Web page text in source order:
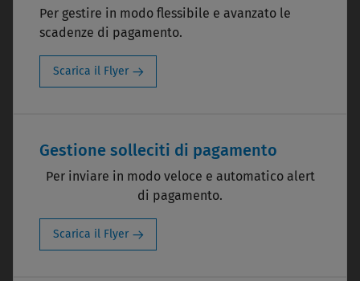
Per gestire in modo flessibile e avanzato le
scadenze di pagamento.
Scarica il Flyer
Gestione solleciti di pagamento
Per inviare in modo veloce e automatico alert
di pagamento.
Scarica il Flyer